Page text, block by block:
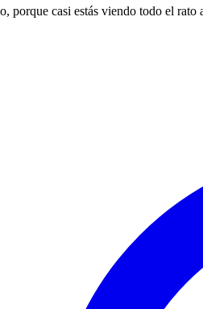
porque casi estás viendo todo el rato